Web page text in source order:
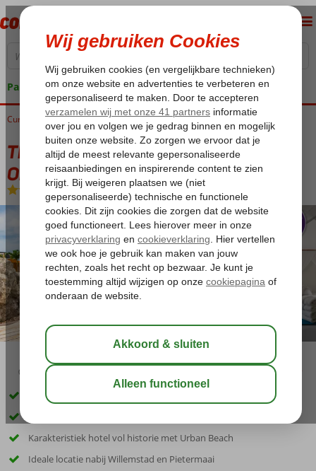
Pakketgarantie
Home
Curaçao Willemstad The Ritz Curaçao Vandaag Inside / De Oranjezomer
The Ritz Curaçao Vandaag Inside / De
Oranjezomer
Logies- Hotel
09:00 bewaar
Beleef een uitzending van Vandaag Inside of De Oranjezomer live
Karakteristiek hotel vol historie met Urban Beach
Ideale locatie nabij Willemstad en Pietermaai